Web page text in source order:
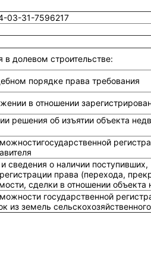
03-31-7596217
в долевом строительстве:
порядке права требования
в отношении
решения об изъятии объекта
сведения о наличии
права (перехода,
сделки в отношении
государственной
из земель